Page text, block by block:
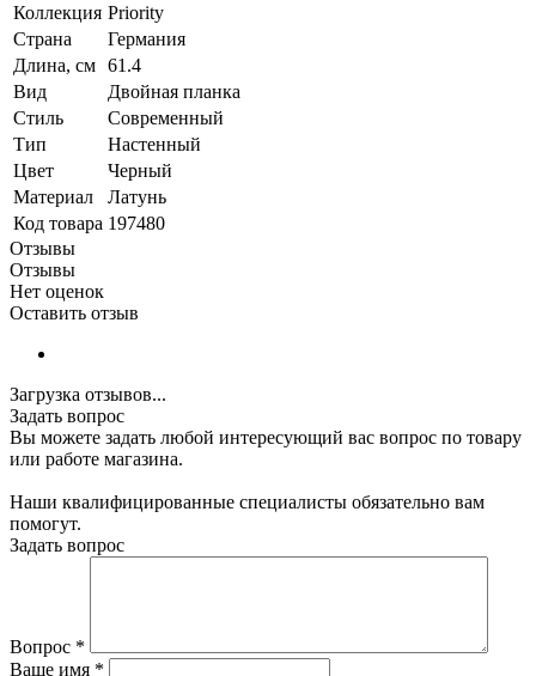
Коллекция Priority
Страна
Германия
Длина, см 61.4
Вид
Двойная планка
Стиль
Современный
Тип
Настенный
Цвет
Черный
Материал
Латунь
Код товара 197480
Отзывы
Отзывы
Нет оценок
Оставить отзыв
Загрузка отзывов...
Задать вопрос
Вы можете задать любой интересующий вас вопрос по товару
или работе магазина.
Наши квалифицированные специалисты обязательно вам
помогут.
Задать вопрос
Вопрос *
Ваше имя *